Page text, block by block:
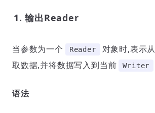
1. 输出Reader
当参数为一个 Reader 对象时,表示从
取数据,并将数据写入到当前
Writer
语法